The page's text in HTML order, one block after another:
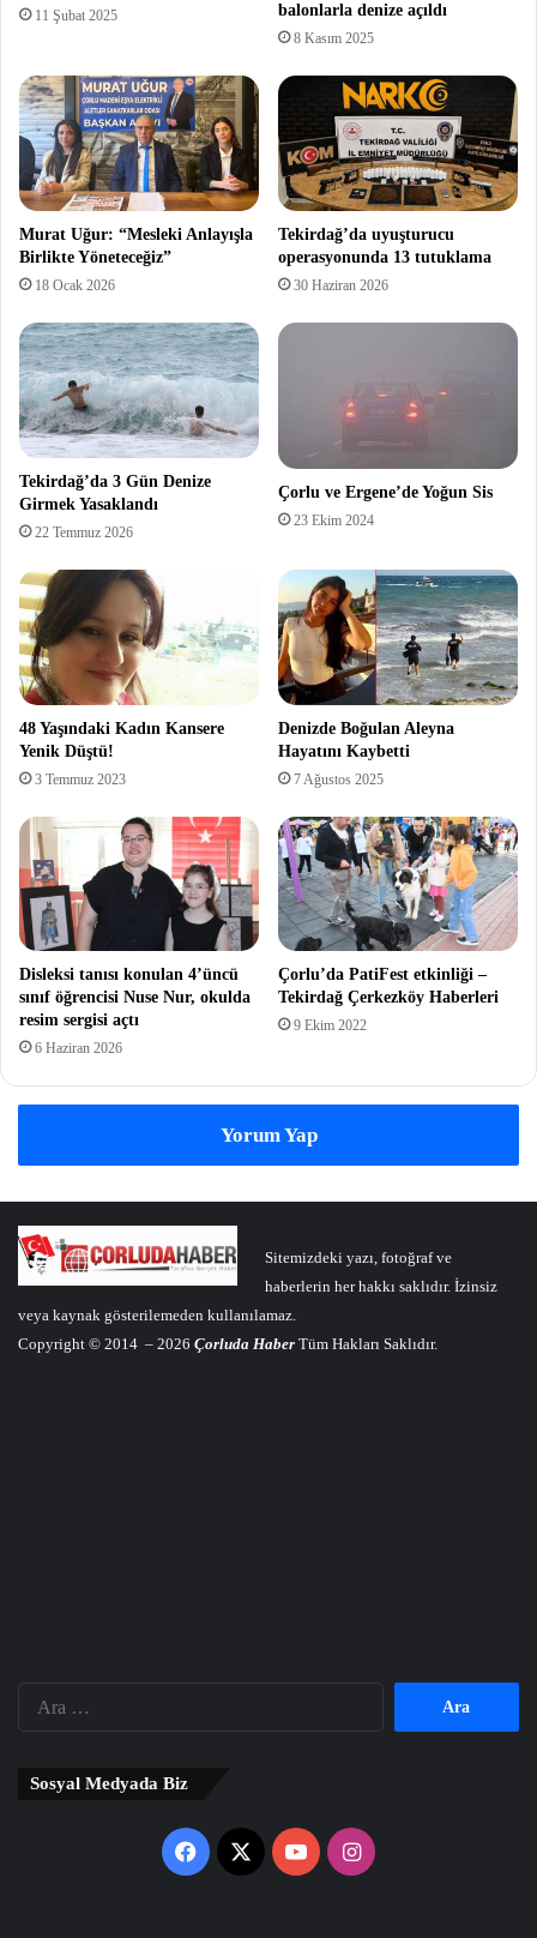
11 Şubat 2025
balonlarla denize açıldı
8 Kasım 2025
Murat Uğur: “Mesleki Anlayışla
Birlikte Yöneteceğiz”
18 Ocak 2026
Tekirdağ’da uyuşturucu
operasyonunda 13 tutuklama
30 Haziran 2026
Tekirdağ’da 3 Gün Denize
Girmek Yasaklandı
22 Temmuz 2026
Çorlu ve Ergene’de Yoğun Sis
23 Ekim 2024
48 Yaşındaki Kadın Kansere
Yenik Düştü!
3 Temmuz 2023
Denizde Boğulan Aleyna
Hayatını Kaybetti
7 Ağustos 2025
Disleksi tanısı konulan 4’üncü
sınıf öğrencisi Nuse Nur, okulda
resim sergisi açtı
6 Haziran 2026
Çorlu’da PatiFest etkinliği –
Tekirdağ Çerkezköy Haberleri
9 Ekim 2022
Yorum Yap
Sitemizdeki yazı, fotoğraf ve
haberlerin her hakkı saklıdır. İzinsiz
veya kaynak gösterilemeden kullanılamaz.
Copyright © 2014 – 2026 Çorluda Haber Tüm Hakları Saklıdır.
Sosyal Medyada Biz
Facebook
X YouTubeInstagram